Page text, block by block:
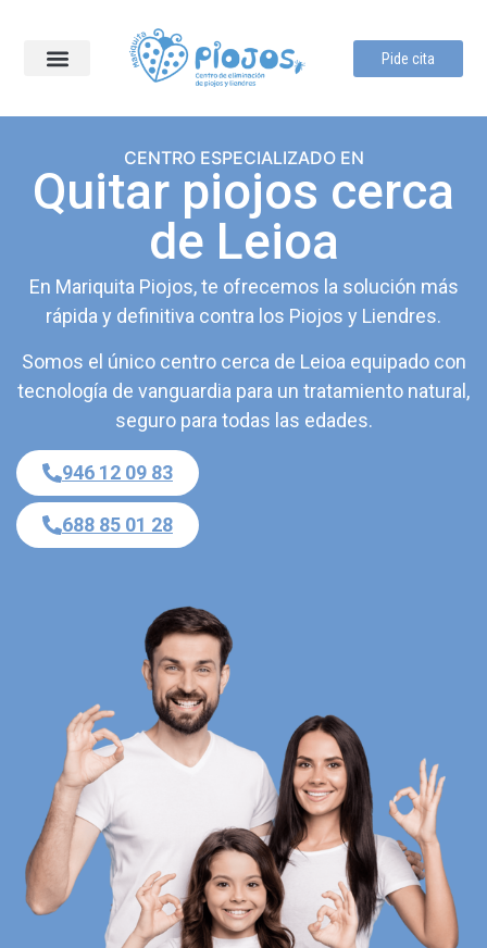
Pide cita
CENTRO ESPECIALIZADO EN
Quitar piojos cerca
de Leioa
En Mariquita Piojos, te ofrecemos la solución más
rápida y definitiva contra los Piojos y Liendres.
Somos el único centro cerca de Leioa equipado con
tecnología de vanguardia para un tratamiento natural,
seguro para todas las edades.
946 12 09 83
688 85 01 28